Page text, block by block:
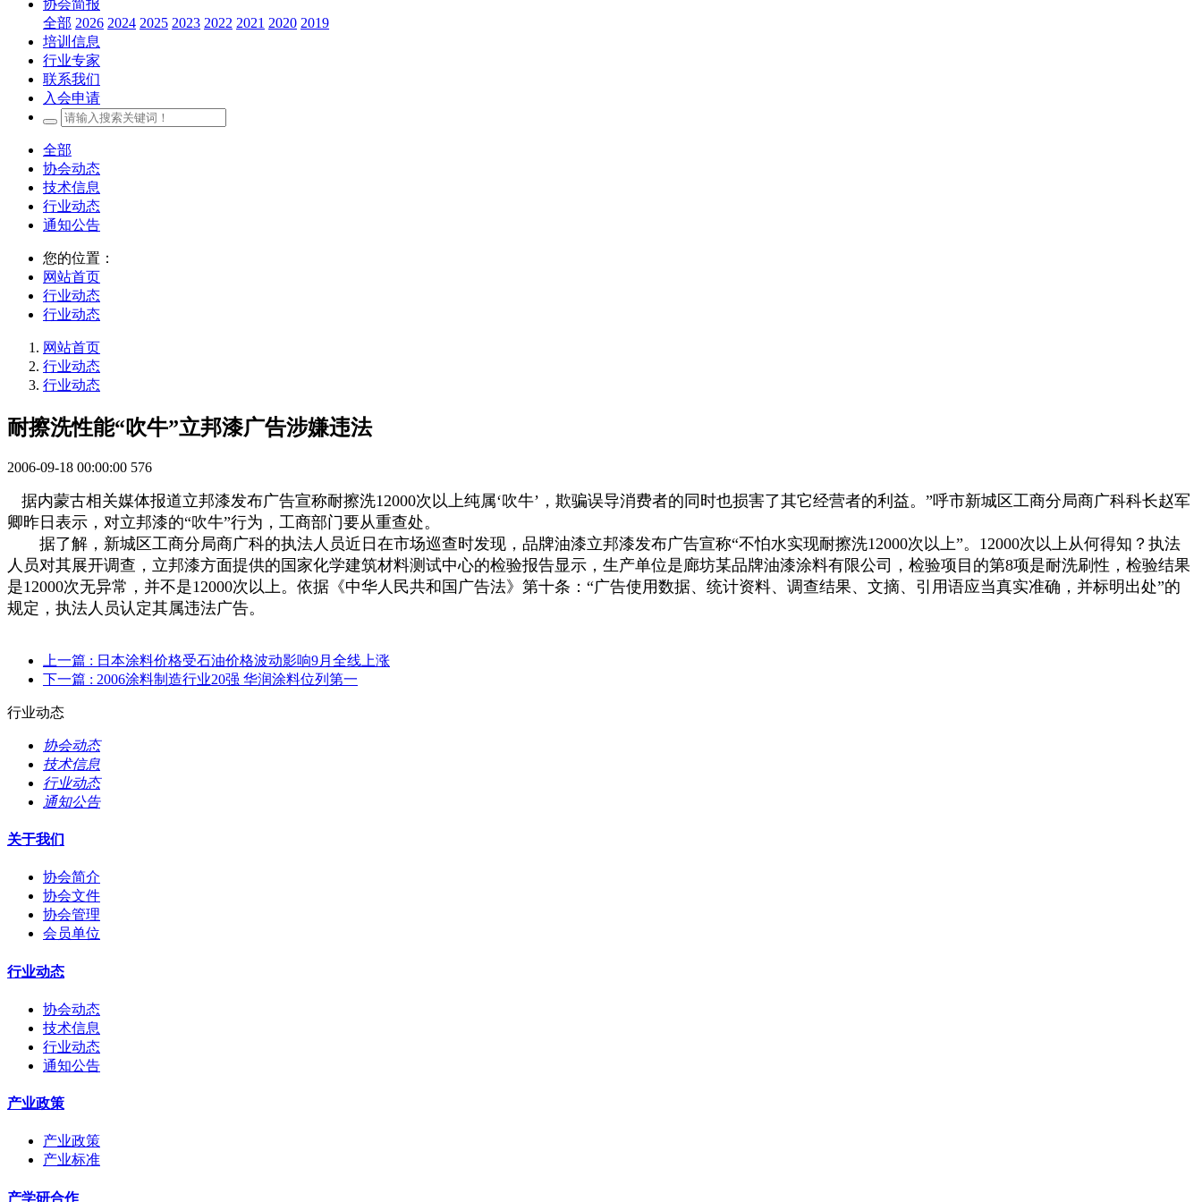
协会简报
全部 2026 2024 2025 2023 2022 2021 2020 2019
培训信息
行业专家
联系我们
入会申请
全部
协会动态
技术信息
行业动态
通知公告
您的位置：
网站首页
行业动态
行业动态
网站首页
行业动态
行业动态
耐擦洗性能“吹牛”立邦漆广告涉嫌违法
2006-09-18 00:00:00 576
据内蒙古相关媒体报道立邦漆发布广告宣称耐擦洗12000次以上纯属‘吹牛’，欺骗误导消费者的同时也损害了其它经营者的利益。”呼市新城区工商分局商广科科长赵军
卿昨日表示，对立邦漆的“吹牛”行为，工商部门要从重查处。
据了解，新城区工商分局商广科的执法人员近日在市场巡查时发现，品牌油漆立邦漆发布广告宣称“不怕水实现耐擦洗12000次以上”。12000次以上从何得知？执法
人员对其展开调查，立邦漆方面提供的国家化学建筑材料测试中心的检验报告显示，生产单位是廊坊某品牌油漆涂料有限公司，检验项目的第8项是耐洗刷性，检验结果
是12000次无异常，并不是12000次以上。依据《中华人民共和国广告法》第十条：“广告使用数据、统计资料、调查结果、文摘、引用语应当真实准确，并标明出处”的
规定，执法人员认定其属违法广告。
上一篇 : 日本涂料价格受石油价格波动影响9月全线上涨
下一篇 : 2006涂料制造行业20强 华润涂料位列第一
行业动态
协会动态
技术信息
行业动态
通知公告
关于我们
协会简介
协会文件
协会管理
会员单位
行业动态
协会动态
技术信息
行业动态
通知公告
产业政策
产业政策
产业标准
产学研合作